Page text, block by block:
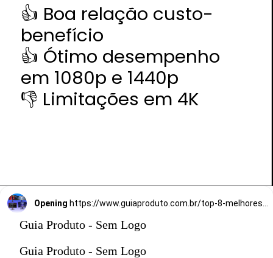
👍 Boa relação custo-
benefício
👍 Ótimo desempenho
em 1080p e 1440p
👎 Limitações em 4K
Opening
Guia Produto - Sem Logo
Guia Produto - Sem Logo